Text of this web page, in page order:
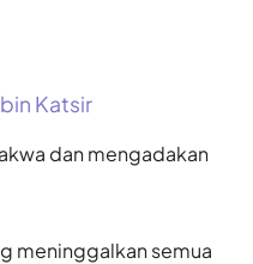
Katsir
dan mengadakan
meninggalkan semua